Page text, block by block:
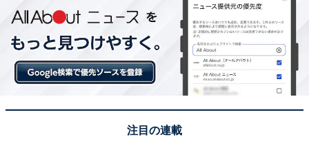
注目の連載